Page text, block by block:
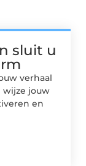
sluit u
verhaal
wijze jouw
en